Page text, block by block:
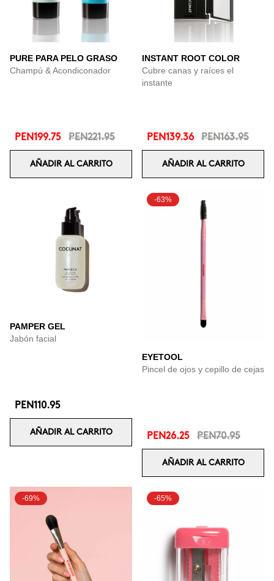
PURE PARA PELO GRASO
Champú & Acondiconador
PEN199.75 PEN221.95
AÑADIR AL CARRITO
INSTANT ROOT COLOR
Cubre canas y raíces el
instante
PEN139.36 PEN163.95
AÑADIR AL CARRITO
PAMPER GEL
Jabón facial
PEN110.95
AÑADIR AL CARRITO
-63%
EYETOOL
Pincel de ojos y cepillo de cejas
PEN26.25 PEN70.95
AÑADIR AL CARRITO
-69% -65%